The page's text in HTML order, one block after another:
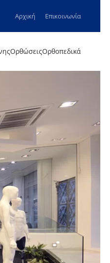
Αρχική Επικοινωνία
ΟρθώσειςΟρθοπεδικά